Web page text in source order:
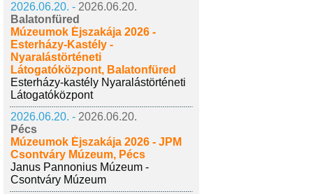
2026.06.20. - 2026.06.20.
Balatonfüred
Múzeumok Éjszakája 2026 -
Esterházy-Kastély -
Nyaralástörténeti
Látogatóközpont, Balatonfüred
Esterházy-kastély Nyaralástörténeti
Látogatóközpont
2026.06.20. - 2026.06.20.
Pécs
Múzeumok Éjszakája 2026 - JPM
Csontváry Múzeum, Pécs
Janus Pannonius Múzeum -
Csontváry Múzeum